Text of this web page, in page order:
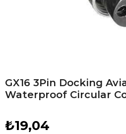
GX16 3Pin Docking
Waterproof Circular
₺19,04